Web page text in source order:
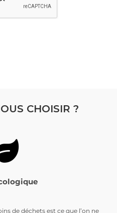
CHOISIR ?
de déchets est ce que l’on ne